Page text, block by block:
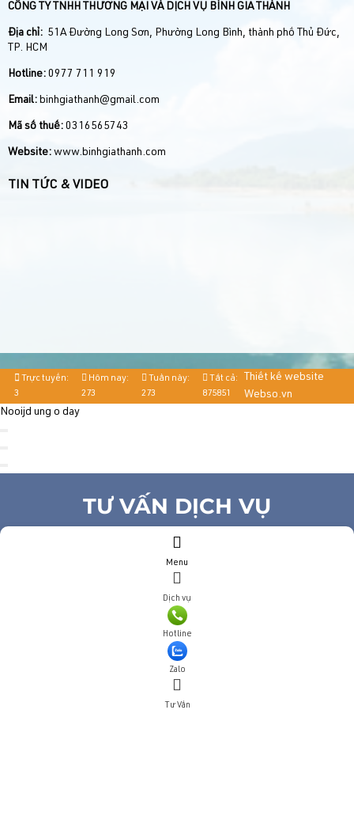
CÔNG TY TNHH THƯƠNG MẠI VÀ DỊCH VỤ BÌNH GIA THÀNH
Địa chỉ: 51A Đường Long Sơn, Phường Long Bình, thành phố Thủ Đức,
TP. HCM
Hotline: 0977 711 919
Email: binhgiathanh@gmail.com
Mã số thuế: 0316565743
Website: www.binhgiathanh.com
TIN TỨC & VIDEO
Trực tuyến:
3
Hôm nay:
273
Tuần này:
273
Tất cả:
875851
Thiết kế website
Webso.vn
Menu
Dịch vụ
Hotline
Zalo
Tư Vấn
Nooijd ung o day
TƯ VẤN DỊCH VỤ